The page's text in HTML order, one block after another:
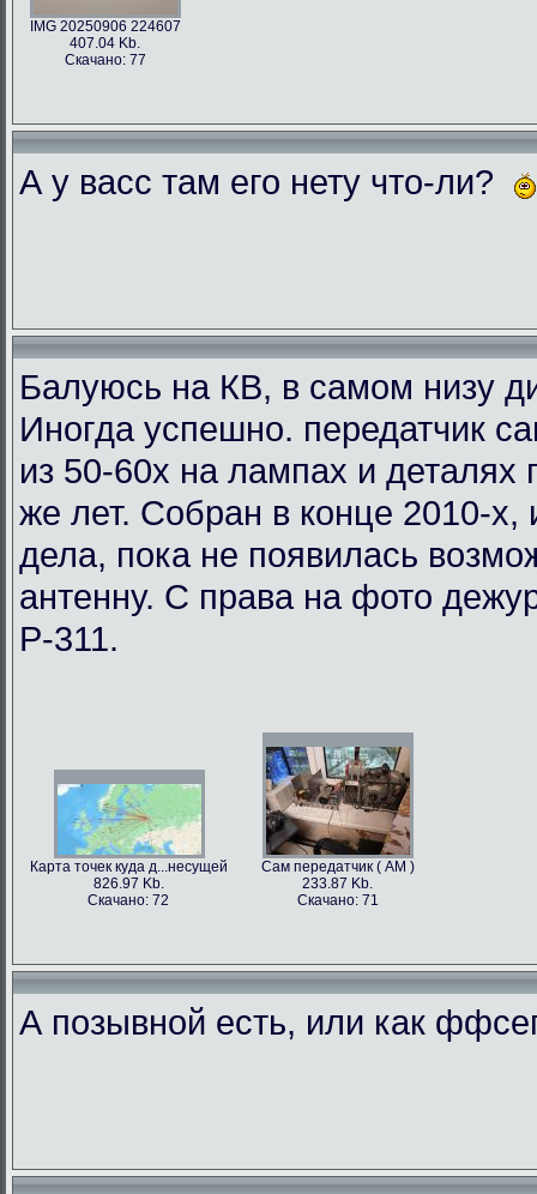
IMG 20250906 224607
407.04 Kb.
Скачано: 77
А у васс там его нету что-ли?
Балуюсь на КВ, в самом низу
Иногда успешно. передатчик
из 50-60х на лампах и деталях
же лет. Собран в конце 2010-х,
дела, пока не появилась
антенну. С права на фото
Р-311.
Карта точек куда д...несущей
826.97 Kb.
Скачано: 72
Сам передатчик ( АМ )
233.87 Kb.
Скачано: 71
А позывной есть, или как